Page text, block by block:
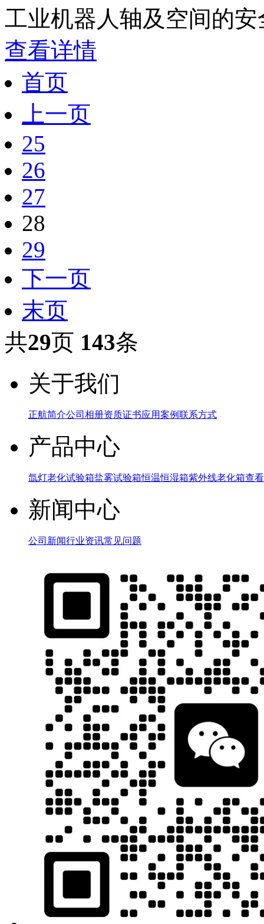
工业机器人轴及空间的
查看详情
首页
上一页
25
26
27
28
29
下一页
末页
共29页 143条
关于我们
正航简介公司相册资质证书应用案例联系方式
产品中心
氙灯老化试验箱盐雾试验箱恒温恒湿箱紫外线老化箱查
新闻中心
公司新闻行业资讯常见问题